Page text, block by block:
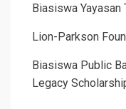
Biasiswa Yayasan
Lion-Parkson
Biasiswa Public
Legacy